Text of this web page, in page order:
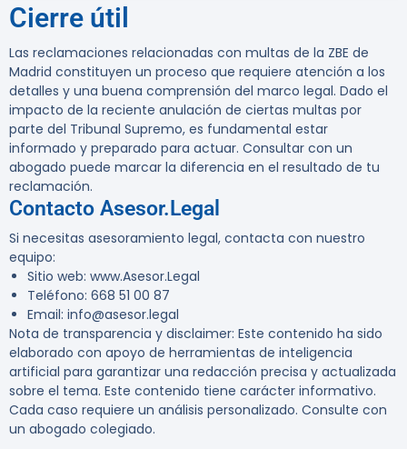
Cierre útil
Las reclamaciones relacionadas con multas de la ZBE de
Madrid constituyen un proceso que requiere atención a los
detalles y una buena comprensión del marco legal. Dado el
impacto de la reciente anulación de ciertas multas por
parte del Tribunal Supremo, es fundamental estar
informado y preparado para actuar. Consultar con un
abogado puede marcar la diferencia en el resultado de tu
reclamación.
Contacto Asesor.Legal
Si necesitas asesoramiento legal, contacta con nuestro
equipo:
Sitio web: www.Asesor.Legal
Teléfono: 668 51 00 87
Email: info@asesor.legal
Nota de transparencia y disclaimer: Este contenido ha sido
elaborado con apoyo de herramientas de inteligencia
artificial para garantizar una redacción precisa y actualizada
sobre el tema. Este contenido tiene carácter informativo.
Cada caso requiere un análisis personalizado. Consulte con
un abogado colegiado.